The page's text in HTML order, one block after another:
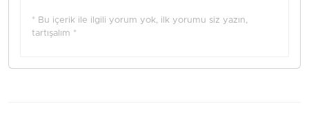
* Bu içerik ile ilgili yorum yok, ilk yorumu siz yazın,
tartışalım *